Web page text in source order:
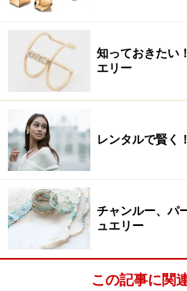
知っておきたい
エリー
レンタルで賢く
チャンルー、パ
ュエリー
この記事に関